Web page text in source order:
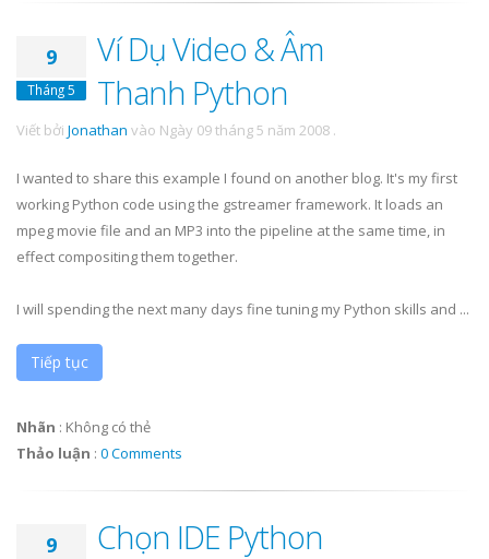
9
Tháng 5
Ví Dụ Video & Âm
Thanh Python
Viết bởi Jonathan vào Ngày 09 tháng 5 năm 2008 .
I wanted to share this example I found on another blog. It's my first
working Python code using the gstreamer framework. It loads an
mpeg movie file and an MP3 into the pipeline at the same time, in
effect compositing them together.
I will spending the next many days fine tuning my Python skills and ...
Tiếp tục
Nhãn : Không có thẻ
Thảo luận : 0 Comments
9 Chọn IDE Python